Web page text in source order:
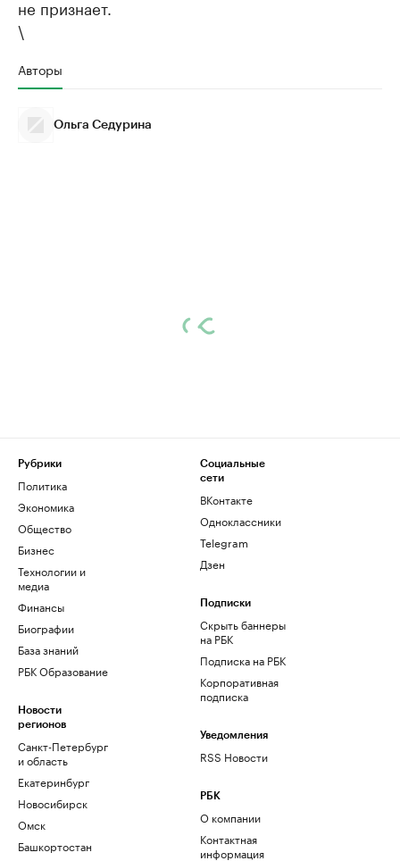
не признает.
\
Авторы
Ольга Седурина
Рубрики
Политика
Экономика
Общество
Бизнес
Технологии и
медиа
Финансы
Биографии
База знаний
РБК Образование
Новости
регионов
Санкт-Петербург
и область
Екатеринбург
Новосибирск
Омск
Башкортостан
Социальные
сети
ВКонтакте
Одноклассники
Telegram
Дзен
Подписки
Скрыть баннеры
на РБК
Подписка на РБК
Корпоративная
подписка
Уведомления
RSS Новости
РБК
О компании
Контактная
информация